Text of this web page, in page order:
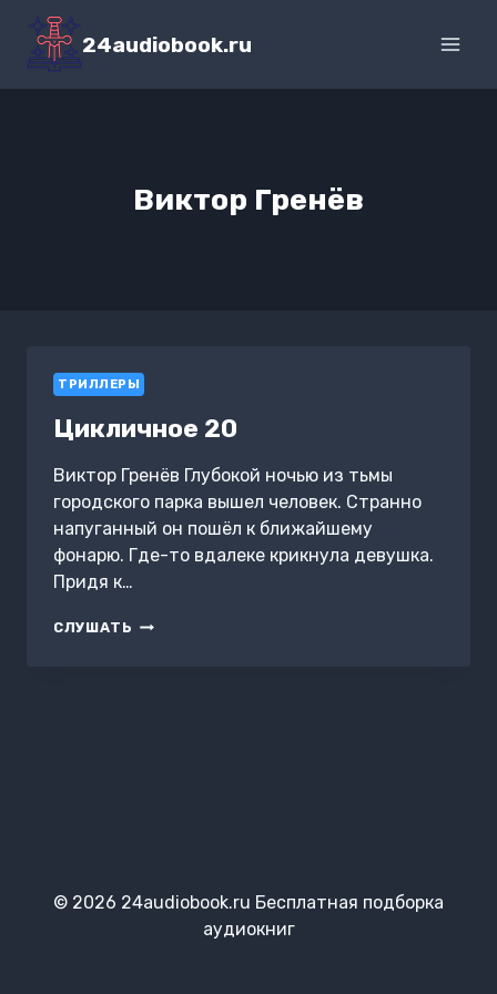
Перейти
содержимому
24audiobook.ru
Виктор Гренёв
ТРИЛЛЕРЫ
Цикличное 20
Виктор Гренёв Глубокой ночью из тьмы
городского парка вышел человек. Странно
напуганный он пошёл к ближайшему
фонарю. Где-то вдалеке крикнула девушка.
Придя к…
СЛУШАТЬ ЦИКЛИЧНОЕ
© 2026 24audiobook.ru Бесплатная подборка
аудиокниг